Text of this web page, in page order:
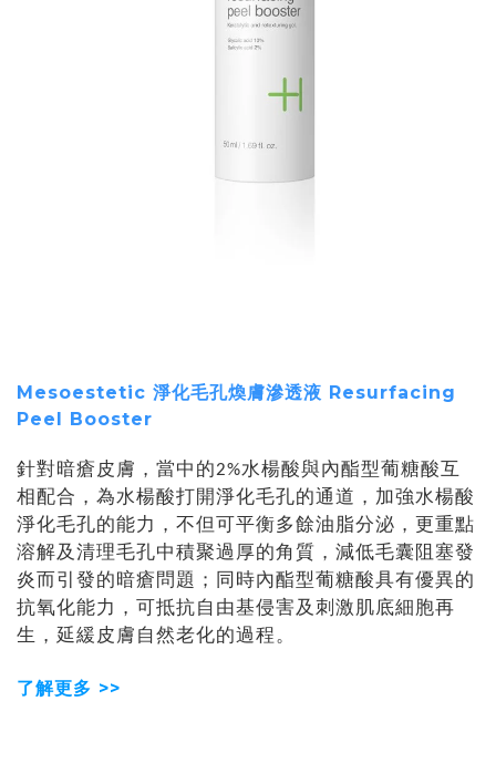
Mesoestetic 淨化毛孔煥膚滲透液 Resurfacing
Peel Booster
針對暗瘡皮膚，當中的2%水楊酸與內酯型葡糖酸互
相配合，為水楊酸打開淨化毛孔的通道，加強水楊酸
淨化毛孔的能力，不但可平衡多餘油脂分泌，更重點
溶解及清理毛孔中積聚過厚的角質，減低毛囊阻塞發
炎而引發的暗瘡問題；同時內酯型葡糖酸具有優異的
抗氧化能力，可抵抗自由基侵害及刺激肌底細胞再
生，延緩皮膚自然老化的過程。
了解更多 >>